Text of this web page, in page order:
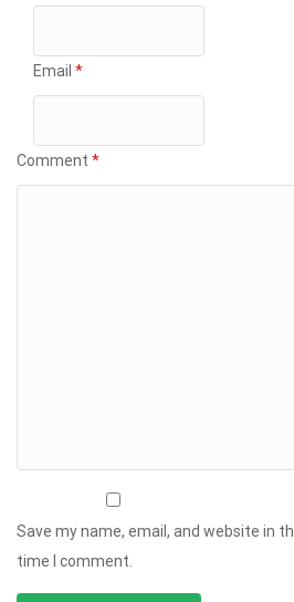
Email *
Comment *
Save my name, email, and website in
time I comment.